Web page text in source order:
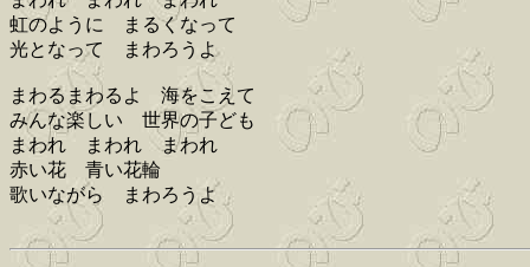
虹のように まるくなって
光となって まわろうよ
まわるまわるよ 海をこえて
みんな楽しい 世界の子ども
まわれ まわれ まわれ
赤い花 青い花輪
歌いながら まわろうよ